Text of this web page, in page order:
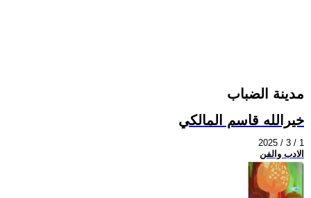
مدينة الضباب
خيرالله قاسم المالكي
2025 / 3 / 1
الادب والفن